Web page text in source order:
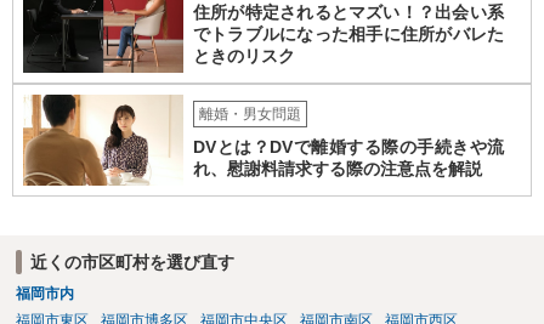
住所が特定されるとマズい！？出会い系
でトラブルになった相手に住所がバレた
ときのリスク
離婚・男女問題
DVとは？DVで離婚する際の手続きや流
れ、慰謝料請求する際の注意点を解説
近くの市区町村を選び直す
福岡市内